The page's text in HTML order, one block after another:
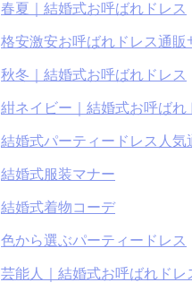
春夏｜結婚式お呼ばれドレス
格安激安お呼ばれドレス通販
秋冬｜結婚式お呼ばれドレス
紺ネイビー｜結婚式お呼ばれ
結婚式パーティードレス人気
結婚式服装マナー
結婚式着物コーデ
色から選ぶパーティードレス
芸能人｜結婚式お呼ばれドレ